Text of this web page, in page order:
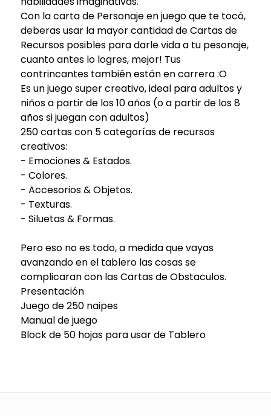
Con la carta de Personaje en juego que te tocó,
deberas usar la mayor cantidad de Cartas de
Recursos posibles para darle vida a tu pesonaje,
cuanto antes lo logres, mejor! Tus
contrincantes también están en carrera :O
Es un juego super creativo, ideal para adultos y
niños a partir de los 10 años (o a partir de los 8
años si juegan con adultos)
250 cartas con 5 categorías de recursos
creativos:
- Emociones & Estados.
- Colores.
- Accesorios & Objetos.
- Texturas.
- Siluetas & Formas.
Pero eso no es todo, a medida que vayas
avanzando en el tablero las cosas se
complicaran con las Cartas de Obstaculos.
Presentación
Juego de 250 naipes
Manual de juego
Block de 50 hojas para usar de Tablero